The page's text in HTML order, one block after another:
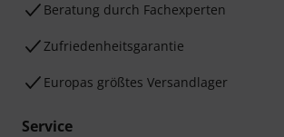
Beratung durch Fachexperten
Zufriedenheitsgarantie
Europas größtes Versandlager
Service